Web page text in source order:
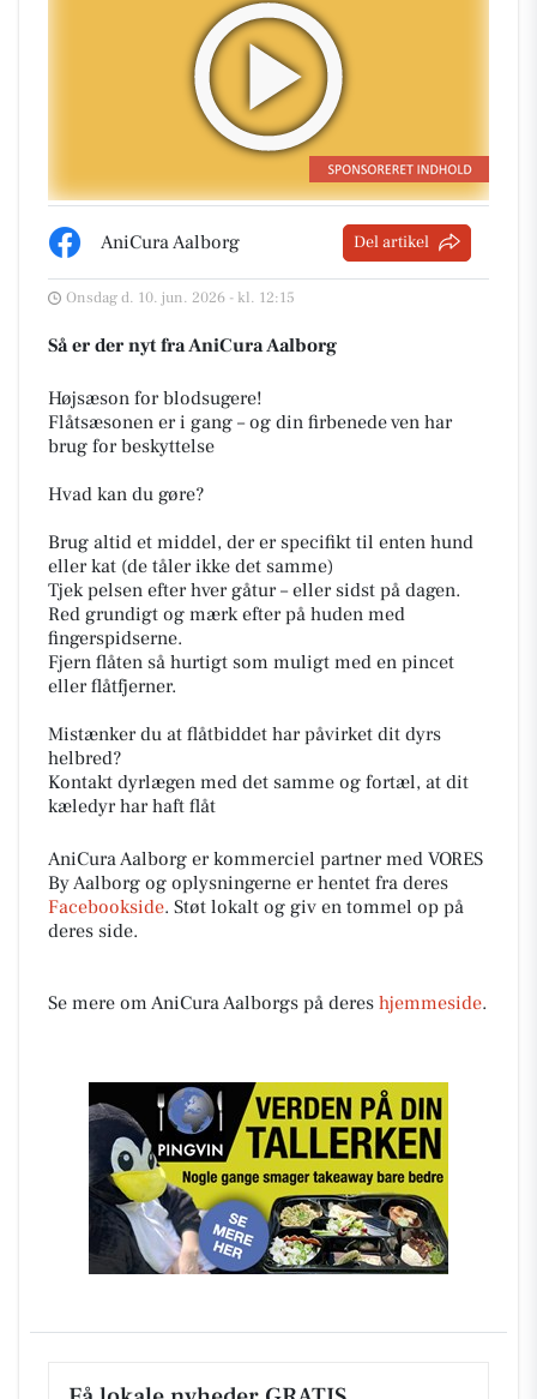
AniCura Aalborg Del artikel
Onsdag d. 10. jun. 2026 - kl. 12:15
Så er der nyt fra AniCura Aalborg
Højsæson for blodsugere!
Flåtsæsonen er i gang – og din firbenede ven har
brug for beskyttelse
Hvad kan du gøre?
Brug altid et middel, der er specifikt til enten hund
eller kat (de tåler ikke det samme)
Tjek pelsen efter hver gåtur – eller sidst på dagen.
Red grundigt og mærk efter på huden med
fingerspidserne.
Fjern flåten så hurtigt som muligt med en pincet
eller flåtfjerner.
Mistænker du at flåtbiddet har påvirket dit dyrs
helbred?
Kontakt dyrlægen med det samme og fortæl, at dit
kæledyr har haft flåt
AniCura Aalborg er kommerciel partner med VORES
By Aalborg og oplysningerne er hentet fra deres
Facebookside. Støt lokalt og giv en tommel op på
deres side.
Se mere om AniCura Aalborgs på deres hjemmeside.